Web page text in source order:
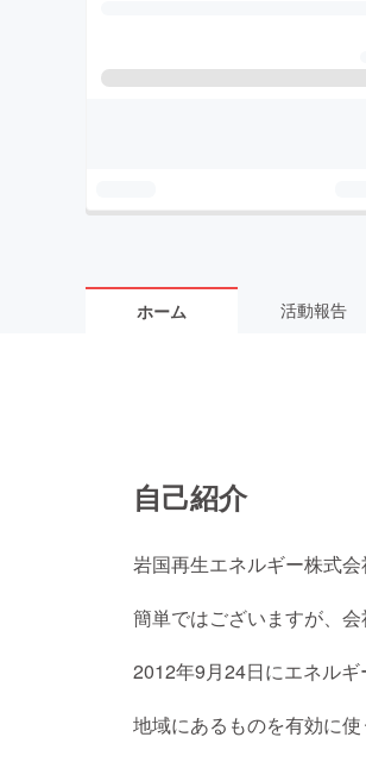
ホーム 活動報告
自己紹介
岩国再生エネルギー株式会
簡単ではございますが、会
2012年9月24日にエネル
地域にあるものを有効に